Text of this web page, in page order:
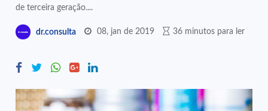
de terceira geração....
dr.consulta 08, jan de 2019 36 minutos para ler